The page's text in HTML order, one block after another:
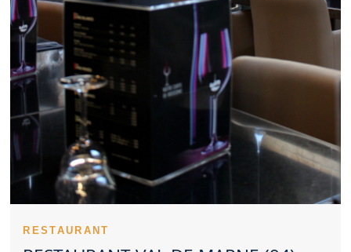
culinaire d’un Restaurant Val de Marne peut répondre à des
envies très différentes. Une réservation préalable reste souvent
utile pour un Restaurant Val de Marne demandé. Pour une sortie
avec enfants, un Restaurant Val de Marne bien pensé est
précieux. Le charme d’un Restaurant Val de Marne participe à la
réussite d’un dîner romantique. Un Restaurant Val de Marne
gagne en attractivité grâce à une belle présentation. L’hygiène
fait partie des éléments essentiels pour évaluer un Restaurant
Val de Marne. Un Restaurant Val de Marne attractif associe
généralement confort, saveur et accueil.
Un Restaurant Val de Marne peut s’imposer comme une
référence locale gourmande. L’ambition d’un Restaurant Val de
Marne transparaît à travers son environnement. Un Restaurant
Val de Marne servi par un personnel disponible rassure
cuissons d’un Restaurant Val de Marne. Les entrées d’un
RESTAURANT